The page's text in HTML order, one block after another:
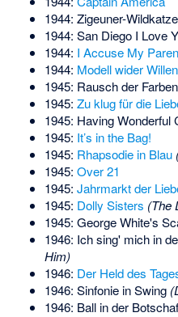
1944: Zigeuner-Wildkatze
1944: San Diego I Love
1944: I Accuse My
1944: Modell wider Willen
1945: Rausch der Farben
1945: Zu klug für die
1945: Having Wonderful
1945: It’s in the Bag!
1945: Rhapsodie in Blau
1945: Over 21
1945: Jahrmarkt der
1945: Dolly Sisters (The
1945: George White's
1946: Ich sing' mich in
Him)
1946: Der Held des
1946: Sinfonie in Swing
1946: Ball in der